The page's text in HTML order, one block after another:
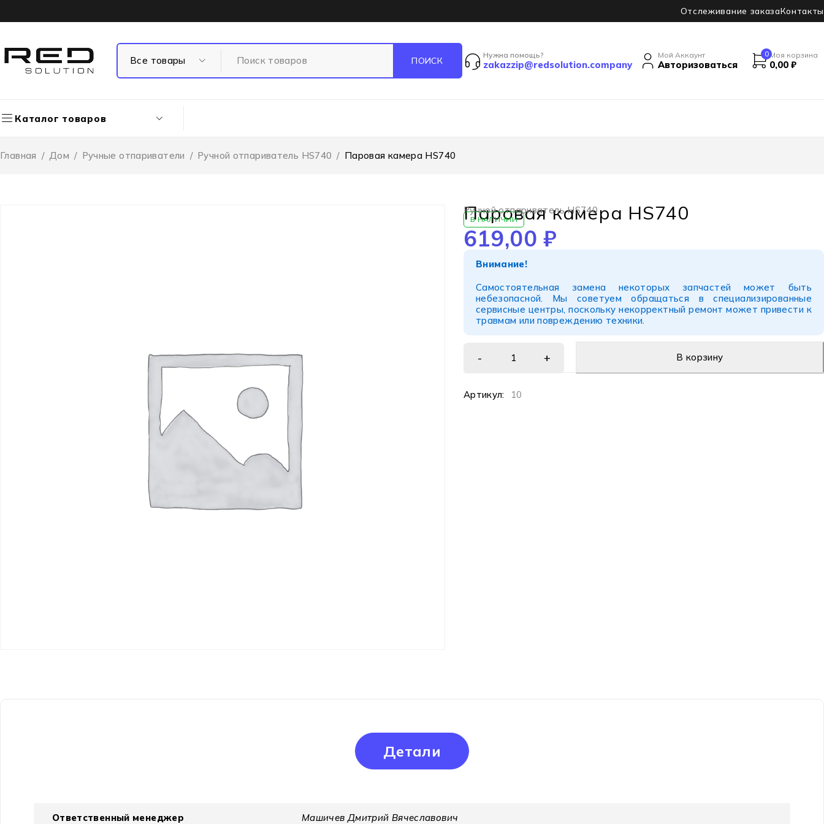
Отслеживание заказаКонтакты
Нужна помощь?
zakazzip@redsolution.company
Мой Аккаунт
Авторизоваться
0 Моя корзина
0,00 ₽
Каталог товаров
Главная / Дом / Ручные отпариватели / Ручной отпариватель HS740 / Паровая камера HS740
Ручной отпариватель HS740
Паровая камера HS740
В НАЛИЧИИ
619,00₽
Внимание!
Самостоятельная замена некоторых запчастей может быть
небезопасной. Мы советуем обращаться в специализированные
сервисные центры, поскольку некорректный ремонт может привести к
травмам или повреждению техники.
В корзину
Артикул: 10
Детали
Ответственный менеджер Машичев Дмитрий Вячеславович